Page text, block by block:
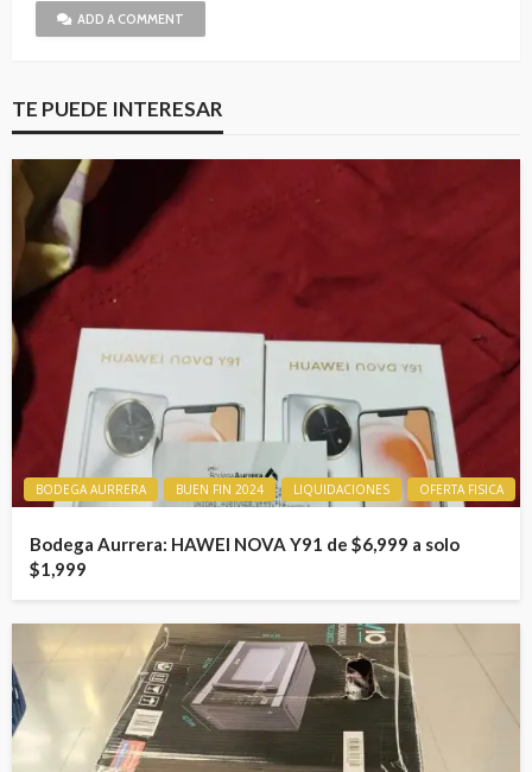
ADD A COMMENT
TE PUEDE INTERESAR
BODEGA AURRERA BUEN FIN 2024 LIQUIDACIONES OFERTA FISICA
Bodega Aurrera: HAWEI NOVA Y91 de $6,999 a solo
$1,999